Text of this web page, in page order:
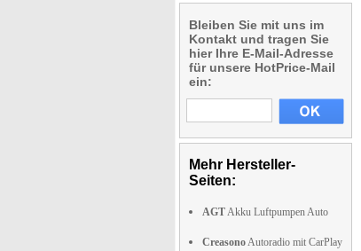
Bleiben Sie mit uns im
Kontakt und tragen Sie
hier Ihre E-Mail-Adresse
für unsere HotPrice-Mail
ein:
Mehr Hersteller-
Seiten:
AGTAkku Luftpumpen Auto
CreasonoAutoradio mit CarPlay